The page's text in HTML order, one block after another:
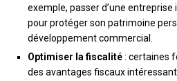
exemple, passer d’une
pour protéger son patrimoine
développement commercial.
Optimiser la fiscalité: certaines
des avantages fiscaux